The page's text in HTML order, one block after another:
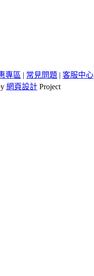
專區 | 常見問題 | 客服中心
網頁設計 Project